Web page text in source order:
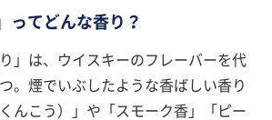
ってどんな香り？
」は、ウイスキーのフレーバーを代
。煙でいぶしたような香ばしい香り
んこう）」や「スモーク香」「ピー